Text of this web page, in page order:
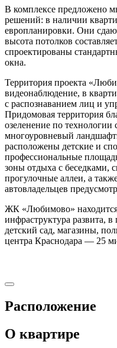
В комплексе предложено
решений: в наличии
европланировки. Они
высота потолков
спроектированы
окна.
Территория проекта
видеонаблюдение, в
с распознаванием лиц и
Придомовая территория
озеленение по
многоуровневый
расположены детские и
профессиональные
зоны отдыха с беседками,
прогулочные аллеи, а
автовладельцев
ЖК «Любимово»
инфраструктура развита,
детский сад, магазины,
центра Краснодара — 25
Расположение
О квартире